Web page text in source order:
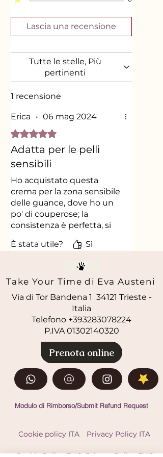
dehydroacetic acid, parfum, limonene,
agricoltura biologica
Lascia una recensione
Tutte le stelle, Più
pertinenti
1 recensione
Erica • 06 mag 2024
Valutazione 5 stelle su 5.
Adatta per le pelli
sensibili
Ho acquistato questa
crema per la zona sensibile
delle guance, dove ho un
po' di couperose; la
consistenza è perfetta, si
lascia la pelle
anche d'estate come dopo
sole.
È stata utile? Sì
Take Your Time di Eva Austeni
Via di Tor Bandena 1 34121 Trieste -
Italia
Telefono +393283078224
P.IVA01302140320
Prenota online
Modulo di Rimborso/Submit Refund Request
Cookie policy ITA Privacy Policy ITA